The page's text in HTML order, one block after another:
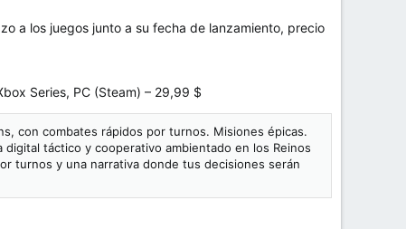
a los juegos junto a su fecha de lanzamiento, precio
Series, PC (Steam) – 29,99 $
con combates rápidos por turnos. Misiones épicas.
táctico y cooperativo ambientado en los Reinos
turnos y una narrativa donde tus decisiones serán